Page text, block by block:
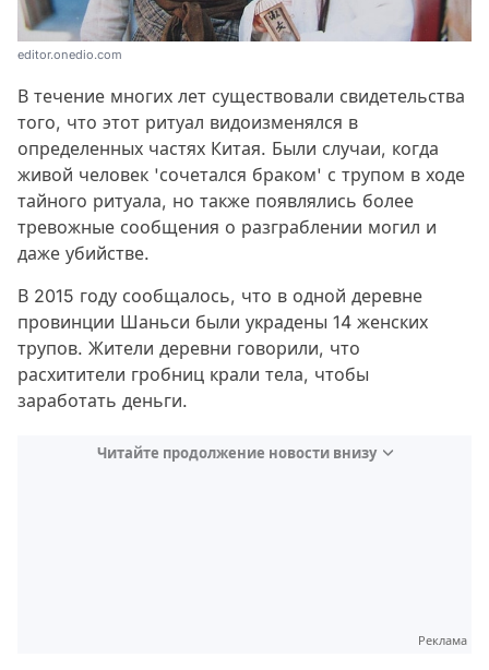
editor.onedio.com
В течение многих лет существовали свидетельства
того, что этот ритуал видоизменялся в
определенных частях Китая. Были случаи, когда
живой человек 'сочетался браком' с трупом в ходе
тайного ритуала, но также появлялись более
тревожные сообщения о разграблении могил и
даже убийстве.
В 2015 году сообщалось, что в одной деревне
провинции Шаньси были украдены 14 женских
трупов. Жители деревни говорили, что
расхитители гробниц крали тела, чтобы
заработать деньги.
Читайте продолжение новости внизу
Реклама